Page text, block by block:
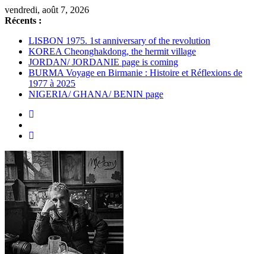
Passer
au
vendredi, août 7, 2026
Récents :
LISBON 1975. 1st anniversary of the revolution
KOREA Cheonghakdong, the hermit village
JORDAN/ JORDANIE page is coming
BURMA Voyage en Birmanie : Histoire et Réflexions de
1977 à 2025
NIGERIA/ GHANA/ BENIN page